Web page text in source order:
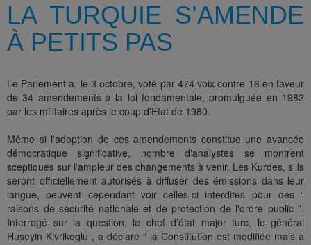
LA TURQUIE S’AMENDE
À PETITS PAS
Le Parlement a, le 3 octobre, voté par 474 voix contre 16 en faveur
de 34 amendements à la loi fondamentale, promulguée en 1982
par les militaires après le coup d'Etat de 1980.
Même si l'adoption de ces amendements constitue une avancée
démocratique significative, nombre d'analystes se montrent
sceptiques sur l'ampleur des changements à venir. Les Kurdes, s'ils
seront officiellement autorisés à diffuser des émissions dans leur
langue, peuvent cependant voir celles-ci interdites pour des “
raisons de sécurité nationale et de protection de l'ordre public ”.
Interrogé sur la question, le chef d’état major turc, le général
Huseyin Kivrikoglu , a déclaré “ la Constitution est modifiée mais à